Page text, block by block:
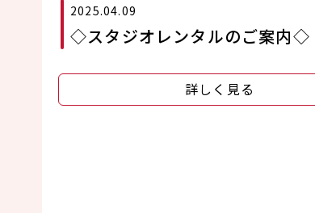
2025.04.09
◇スタジオレンタルのご案内◇
詳しく見る